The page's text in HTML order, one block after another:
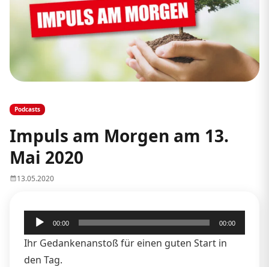
Podcasts
Impuls am Morgen am 13.
Mai 2020
13.05.2020
Audio-
Player
00:00 00:00
Ihr Gedankenanstoß für einen guten Start in
den Tag.